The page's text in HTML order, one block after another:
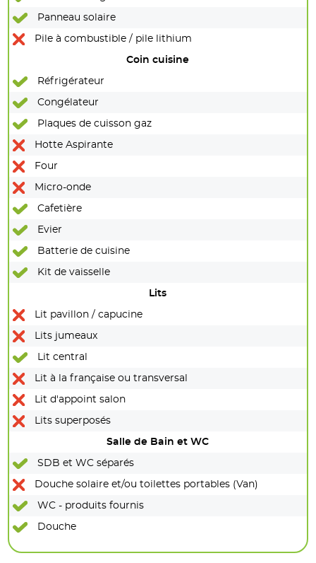
Panneau solaire
Pile à combustible / pile lithium
Coin cuisine
Réfrigérateur
Congélateur
Plaques de cuisson gaz
Hotte Aspirante
Four
Micro-onde
Cafetière
Evier
Batterie de cuisine
Kit de vaisselle
Lits
Lit pavillon / capucine
Lits jumeaux
Lit central
Lit à la française ou transversal
Lit d'appoint salon
Lits superposés
Salle de Bain et WC
SDB et WC séparés
Douche solaire et/ou toilettes portables (Van)
WC - produits fournis
Douche